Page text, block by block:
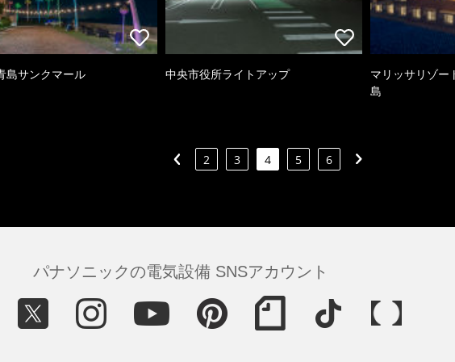
島サンクマール 中央市役所ライトアップ
マリッサリゾ
島
2 3 4 5 6
パナソニックの電気設備 SNSアカウント